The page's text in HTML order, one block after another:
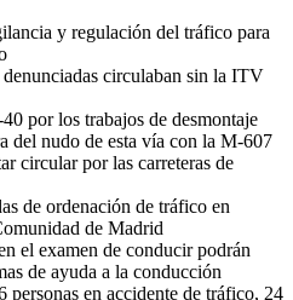
y regulación del tráfico para
circulaban sin la ITV
por los trabajos de desmontaje
del nudo de esta vía con la M-607
circular por las carreteras de
de ordenación de tráfico en
de Madrid
el examen de conducir podrán
de ayuda a la conducción
en accidente de tráfico, 24